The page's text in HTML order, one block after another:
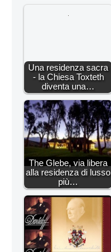
Una residenza sacra
- la Chiesa Toxteth
diventa una…
The Glebe, via libera
alla residenza di lusso
più…